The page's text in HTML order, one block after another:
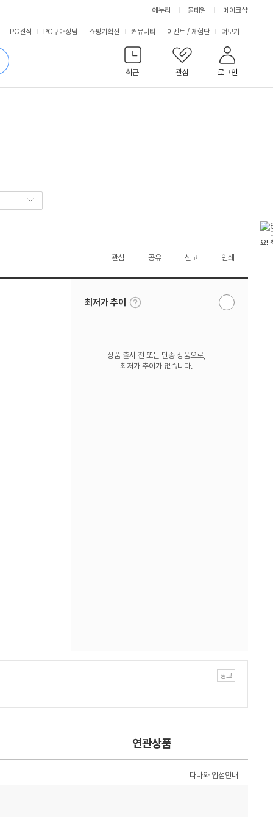
에누리 몰테일 메이크샵
최근
관심 로그인
PC견적 PC구매상담 쇼핑기획전 커뮤니티 이벤트 / 체험단 서
비
스
더보기
관심 공유 신고 인쇄
최저가 추이
툴
팁
알
상품 출시 전 또는 단종 상품으로,
최저가 추이가 없습니다.
연관상품
다나와 입점안내